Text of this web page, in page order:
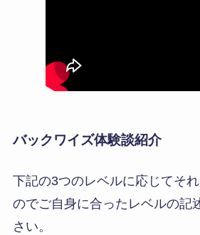
バックワイズ体験談紹介
下記の3つのレベルに応じてそ
のでご自身に合ったレベルの記
さい。